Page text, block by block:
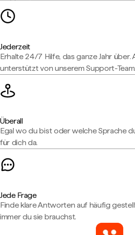
Jederzeit
Erhalte 24/7 Hilfe, das ganze Jahr
unterstützt von unserem Support-Team.
Überall
Egal wo du bist oder welche Sprache
für dich da.
Jede Frage
Finde klare Antworten auf häufig
immer du sie brauchst.